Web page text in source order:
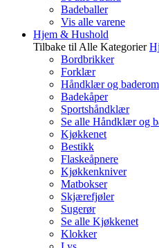
Badeballer
Vis alle varene
Hjem & Hushold
Tilbake til Alle Kategorier
Bordbrikker
Forklær
Håndklær og
Badekåper
Sportshåndklær
Se alle Håndklær og
Kjøkkenet
Bestikk
Flaskeåpnere
Kjøkkenkniver
Matbokser
Skjærefjøler
Sugerør
Se alle Kjøkkenet
Klokker